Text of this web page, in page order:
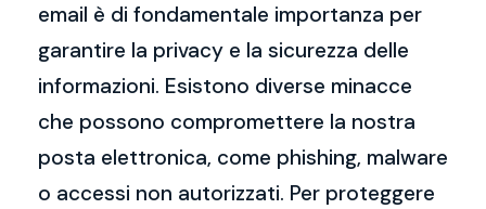
email è di fondamentale importanza per
garantire la privacy e la sicurezza delle
informazioni. Esistono diverse minacce
che possono compromettere la nostra
posta elettronica, come phishing, malware
o accessi non autorizzati. Per proteggere